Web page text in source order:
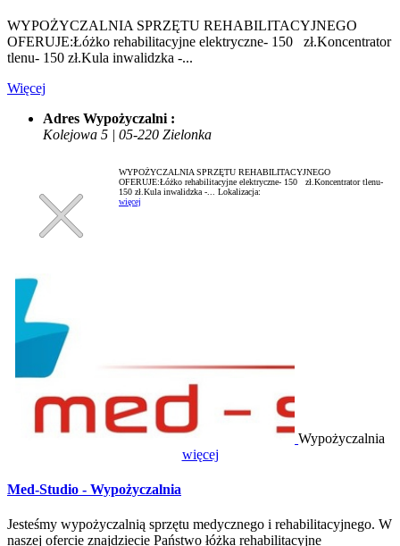
WYPOŻYCZALNIA SPRZĘTU REHABILITACYJNEGO
OFERUJE:Łóżko rehabilitacyjne elektryczne- 150 zł.Koncentrator
tlenu- 150 zł.Kula inwalidzka -...
Więcej
Adres Wypożyczalni :
Kolejowa 5 | 05-220 Zielonka
WYPOŻYCZALNIA SPRZĘTU REHABILITACYJNEGO
OFERUJE:Łóżko rehabilitacyjne elektryczne- 150 zł.Koncentrator tlenu-
150 zł.Kula inwalidzka -... Lokalizacja:
więcej
Wypożyczalnia
więcej
Med-Studio - Wypożyczalnia
Jesteśmy wypożyczalnią sprzętu medycznego i rehabilitacyjnego. W
naszej ofercie znajdziecie Państwo łóżka rehabilitacyjne